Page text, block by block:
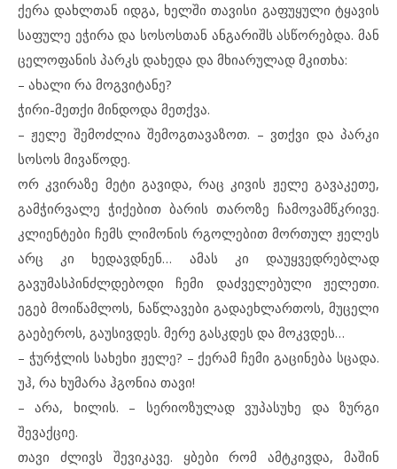
ქერა დახლთან იდგა, ხელში თავისი გაფუყული ტყავის
საფულე ეჭირა და სოსოსთან ანგარიშს ასწორებდა. მან
ცელოფანის პარკს დახედა და მხიარულად მკითხა:
– ახალი რა მოგვიტანე?
ჭირი-მეთქი მინდოდა მეთქვა.
– ჟელე შემოძლია შემოგთავაზოთ. – ვთქვი და პარკი
სოსოს მივაწოდე.
ორ კვირაზე მეტი გავიდა, რაც კივის ჟელე გავაკეთე,
გამჭირვალე ჭიქებით ბარის თაროზე ჩამოვამწკრივე.
კლიენტები ჩემს ლიმონის რგოლებით მორთულ ჟელეს
არც კი ხედავდნენ… ამას კი დაუყვედრებლად
გავუმასპინძლდებოდი ჩემი დაძველებული ჟელეთი.
ეგებ მოიწამლოს, ნაწლავები გადაეხლართოს, მუცელი
გაებეროს, გაუსივდეს. მერე გასკდეს და მოკვდეს…
– ჭურჭლის სახეხი ჟელე? – ქერამ ჩემი გაცინება სცადა.
უჰ, რა ხუმარა ჰგონია თავი!
– არა, ხილის. – სერიოზულად ვუპასუხე და ზურგი
შევაქციე.
თავი ძლივს შევიკავე. ყბები რომ ამტკივდა, მაშინ